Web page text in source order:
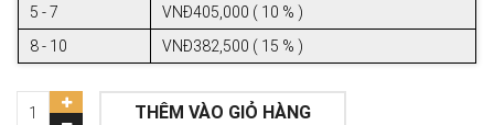
5 - 7
VNĐ405,000 ( 10 % )
8 - 10
VNĐ382,500 ( 15 % )
THÊM VÀO GIỎ HÀNG